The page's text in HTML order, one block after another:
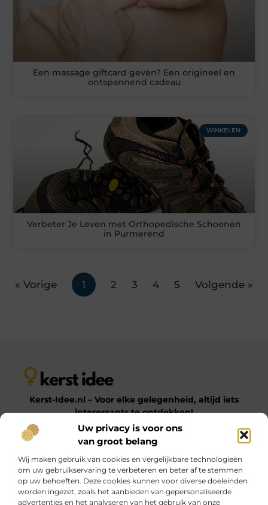
Uw privacy is voor ons
van groot belang
Wij maken gebruik van cookies en vergelijkbare technologieën
om uw gebruikservaring te verbeteren en beter af te stemmen
op uw behoeften. Deze cookies kunnen voor diverse doeleinden
worden ingezet, zoals het aanbieden van gepersonaliseerde
advertenties en het analyseren van het gebruik van onze
Een massage giftcard geven? Een origineel en
ontspannend cadeau
WINKELEN
Verbeter Je Leven met Orthopedische Schoenen
in Purmerend
« Vorige 1 2 3 4 5 Volgende »
Kerst-Idee.nl – Voor elke gelegenheid, altijd iets
interessants te ontdekken!
Op Kerst-Idee.nl vind je een gevarieerde verzameling
blogs en artikelen over uiteenlopende onderwerpen.
Van praktische tips tot inspirerende ideeën – laat je
verrassen door onze diverse en informatieve content!